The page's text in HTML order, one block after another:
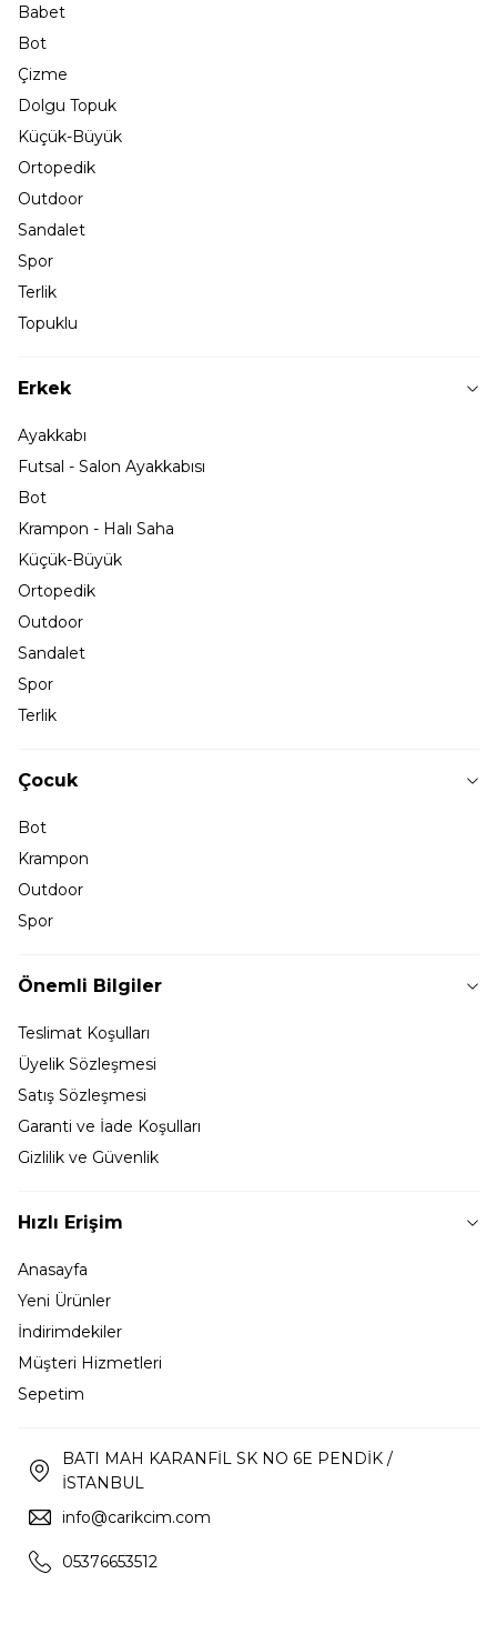
Babet
Bot
Çizme
Dolgu Topuk
Küçük-Büyük
Ortopedik
Outdoor
Sandalet
Spor
Terlik
Topuklu
Erkek
Ayakkabı
Futsal - Salon Ayakkabısı
Bot
Krampon - Halı Saha
Küçük-Büyük
Ortopedik
Outdoor
Sandalet
Spor
Terlik
Çocuk
Bot
Krampon
Outdoor
Spor
Önemli Bilgiler
Teslimat Koşulları
Üyelik Sözleşmesi
Satış Sözleşmesi
Garanti ve İade Koşulları
Gizlilik ve Güvenlik
Hızlı Erişim
Anasayfa
Yeni Ürünler
İndirimdekiler
Müşteri Hizmetleri
Sepetim
BATI MAH KARANFİL SK NO 6E PENDİK /
İSTANBUL
info@carikcim.com
05376653512